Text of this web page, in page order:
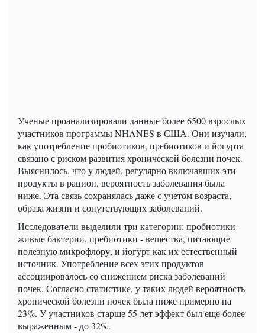
Ученые проанализировали данные более 6500 взрослых
участников программы NHANES в США. Они изучали,
как употребление пробиотиков, пребиотиков и йогурта
связано с риском развития хронической болезни почек.
Выяснилось, что у людей, регулярно включавших эти
продукты в рацион, вероятность заболевания была
ниже. Эта связь сохранялась даже с учетом возраста,
образа жизни и сопутствующих заболеваний.
Исследователи выделили три категории: пробиотики -
живые бактерии, пребиотики - вещества, питающие
полезную микрофлору, и йогурт как их естественный
источник. Употребление всех этих продуктов
ассоциировалось со снижением риска заболеваний
почек. Согласно статистике, у таких людей вероятность
хронической болезни почек была ниже примерно на
23%. У участников старше 55 лет эффект был еще более
выраженным - до 32%.